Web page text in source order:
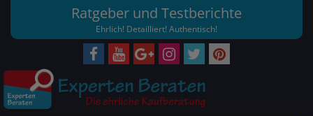
Ratgeber und Testberichte
Ehrlich! Detailliert! Authentisch!